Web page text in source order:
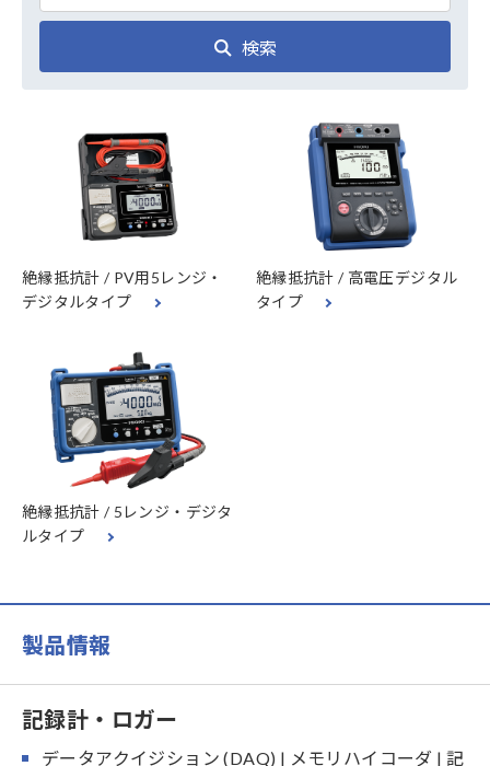
検索
絶縁抵抗計 / PV用5レンジ・
デジタルタイプ
絶縁抵抗計 / 高電圧デジタル
タイプ
絶縁抵抗計 / 5レンジ・デジタ
ルタイプ
製品情報
記録計・ロガー
データアクイジション (DAQ) | メモリハイコーダ | 記